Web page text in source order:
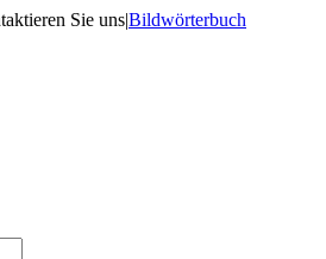
Sie uns|Bildwörterbuch